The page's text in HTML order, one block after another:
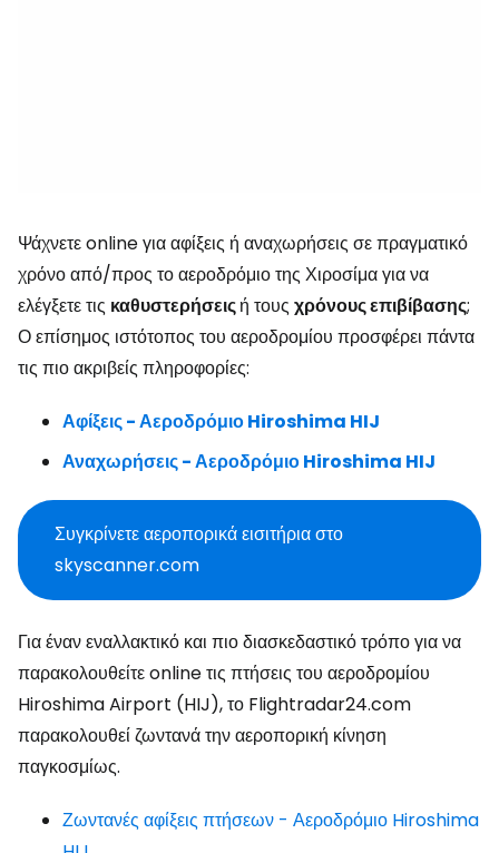
Ψάχνετε online για αφίξεις ή αναχωρήσεις σε πραγματικό
χρόνο από/προς το αεροδρόμιο της Χιροσίμα για να
ελέγξετε τις καθυστερήσειςή τους χρόνους επιβίβασης;
Ο επίσημος ιστότοπος του αεροδρομίου προσφέρει πάντα
τις πιο ακριβείς πληροφορίες:
Αφίξεις - Αεροδρόμιο Hiroshima HIJ
Αναχωρήσεις - Αεροδρόμιο Hiroshima HIJ
Συγκρίνετε αεροπορικά εισιτήρια στο
skyscanner.com
Για έναν εναλλακτικό και πιο διασκεδαστικό τρόπο για να
παρακολουθείτε online τις πτήσεις του αεροδρομίου
Hiroshima Airport (HIJ), το Flightradar24.com
παρακολουθεί ζωντανά την αεροπορική κίνηση
παγκοσμίως.
Ζωντανές αφίξεις πτήσεων - Αεροδρόμιο Hiroshima